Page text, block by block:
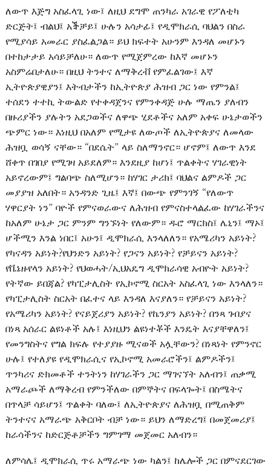
ለውጥ እጅግ አስፈላጊ ነው፤ ለዚህ ደግሞ ጠንካራ አገራዊ የፖለቲካ
ድርጅት፤ ብልህ፤ አⶭቻይ፤ ሁሉን አሳታፊ፤ የዲሞክራሲ ባህልን በስራ
የሚያሳይ አመራር ያስፈልጋል። ይህ ክፍተት አሁንም እንዳለ መሆኑን
በተከታታይ አሳይቻለሁ። ለውጥ የሚጀምረው ከእኛ መሆኑን
አስምሬበታለሁ። በዚህ ትንተና ለማቅረቭ የምፈልገው፤ እኛ
ኢትዮጵያዊያን፤ እትብታችን ከኢትዮጵያ ሕዝብ ጋር ነው የምንል፤
ተሰደን ተተኪ ትውልድ የተቀዳጀንና የምንቀዳጅ ሁሉ ማጤን ያለብን
በዙሪያችን ያሉትን አደጋወችና ለዋጭ ሂደቶችና አለም አቀፍ ሁኔታወችን
ጭምር ነው። እነዚህ በአለም የሚታዩ ለውጦች ለኢትዮጵያና ለመላው
ሕዝቧ ወሳኝ ናቸው። “በደሴት” ላይ ስለማንኖር። ሆኖም፤ ለውጥ እንደ
ሸቀጥ በገበያ የሚገዛ አይደለም። እንደዚያ ከሆነ፤ ጥልቀትና ሃገራዊነት
አይኖረውም፤ ግልባጭ ስለሚሆን። ከሃገር ታሪክ፤ ባህልና ልምዶች ጋር
መያያዝ አለበት። አንዳንድ ጊዜ፤ እኛ፤ በውጭ የምንገኝ “የለውጥ
ሃዋርያት ነን” ባዮች የምናወራውና ለሕዝብ የምናስተላልፈው ከሃገራችንና
ከአለም ሁኔታ ጋር ምንም ግንኙነት የለውም። ዱሮ ማርክስ፤ ሌኒን፤ ማኦ፤
ሆችሚን እንል ነበር፤ አሁን፤ ዲሞክራሲ እንላለለን። የአሜሪካን አይነት?
የካናዳን አይነት?የህንድን አይነት? የጋናን አይነት? የቻይናን አይነት?
የቬኔዙየላን አይነት? የህወሓት/ኢህአዴግ ዲሞክራሳዊ አብዮት አይነት?
የትኛው ይበጃል? የካፒታሊስት የኢኮኖሚ ስርአት አስፈላጊ ነው እንላለን።
የካፒታሊስት ስርአት በፈተና ላይ እንዳለ እናያለን። የቻይናን አይነት?
የአሜሪካን አይነት? የናይጀሪያን አይነት? የኬንያን አይነት? በንጻ ገብያና
በነጻ አሰራር ልዩነቶች አሉ፤ እነዚህን ልዩነተቾች እንዴት እናያቸዋለን፤
የመንግስትና የግል ክፍሉ የተያያዙ ሚናወች አሏቸውን? በነጻነት የምንኖር
ሁሉ፤ የተለያዩ የዲሞክራሲና የኢኮኖሚ አመራሮችን፤ ልምዶችን፤
ጥንካሪና ድክመቶች ተንትነን ከሃገራችን ጋር ማገናኘት አለብን፤ ጠቃሚ
አማራጮች ለማቅረብ የምንችለው በምኞትና በፍላጐት፤ በስሜትና
በጥላቻ ሳይሆን፤ ጥልቀት ባለው፤ ለኢትዮጵያና ለሕዝቧ በሚጠቅም
ትንተናና አማራጭ አቅርቦት ብቻ ነው። ይህን ለማድረግ፤ በመጀመሪያ፤
ከራሳችንና ከድርጅቶቻችን ግምገማ መጀመር አለብን።
ለምሳሌ፤ ዲሞክራሲ ጥሩ አማራጭ ነው ካልን፤ ከሌሎች ጋር በምናደርገው